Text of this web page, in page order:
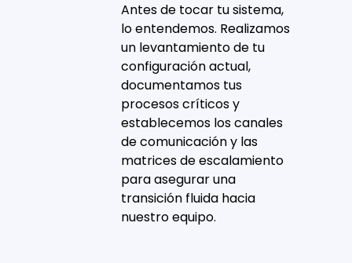
Antes de tocar tu sistema,
lo entendemos. Realizamos
un levantamiento de tu
configuración actual,
documentamos tus
procesos críticos y
establecemos los canales
de comunicación y las
matrices de escalamiento
para asegurar una
transición fluida hacia
nuestro equipo.